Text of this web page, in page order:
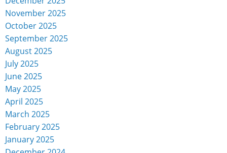
November 2025
October 2025
September 2025
August 2025
July 2025
June 2025
May 2025
April 2025
March 2025
February 2025
January 2025